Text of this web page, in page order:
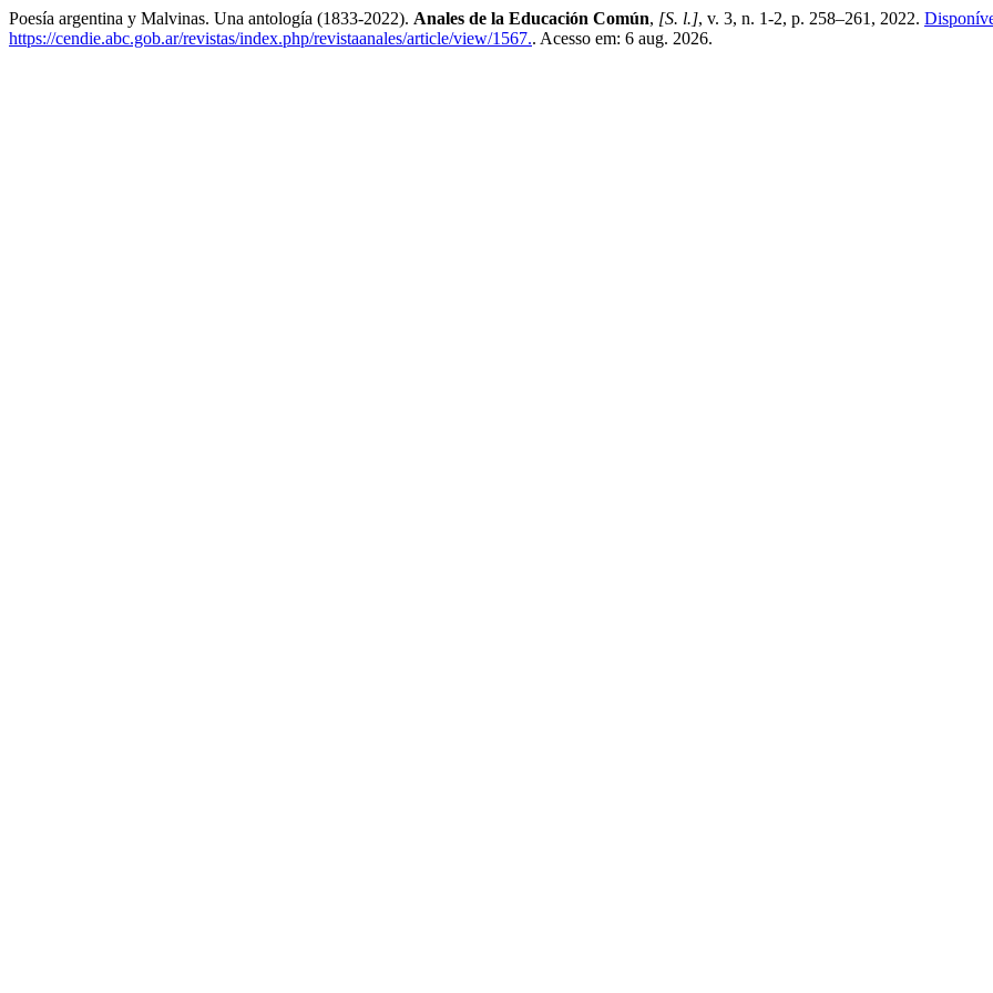
Poesía argentina y Malvinas. Una antología (1833-2022). Anales de la Educación Común, [S. l.], v. 3, n. 1-2, p. 258–261, 2022.
https://cendie.abc.gob.ar/revistas/index.php/revistaanales/article/view/1567.. Acesso em: 6 aug. 2026.